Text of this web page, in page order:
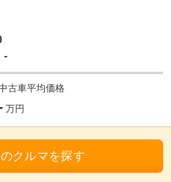
-
古車平均価格
万円
クルマを探す